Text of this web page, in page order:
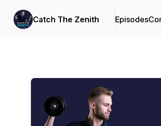
Catch The Zenith Episodes